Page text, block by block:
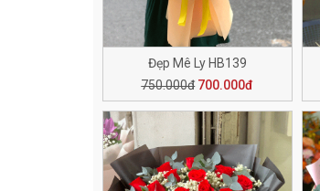
Đẹp Mê Ly HB139
750.000đ 700.000đ